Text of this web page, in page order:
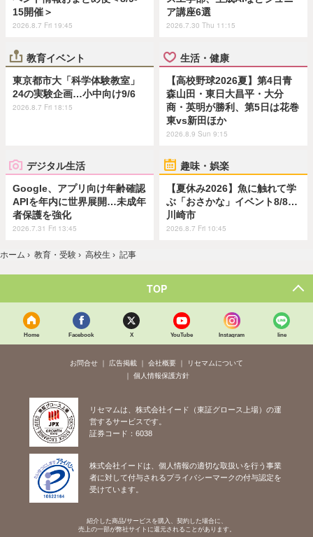
15開催＞
2026.8.7 Fri 19:45
ア講座6選
2026.7.30 Thu 11:15
教育イベント
東京都市大「科学体験教室」
24の実験企画…小中向け9/6
2026.8.7 Fri 18:15
生活・健康
【高校野球2026夏】第4日青
森山田・東日大昌平・大分
商・英明が勝利、第5日は花巻
東vs新田ほか
2026.8.9 Sun 9:15
デジタル生活
Google、アプリ向け年齢確認
APIを年内に世界展開…未成年
者保護を強化
2026.7.31 Fri 13:45
趣味・娯楽
【夏休み2026】魚に触れて学
ぶ「おさかな」イベント8/8…
川崎市
2026.8.7 Fri 10:45
ホーム › 教育・受験 › 高校生 › 記事
TOP
Home Facebook X YouTube Instagram line
お問合せ 広告掲載 会社概要
リセマムについて
個人情報保護方針
リセマムは、株式会社イード（東証グロース上場）の運
営するサービスです。
証券コード：6038
株式会社イードは、個人情報の適切な取扱いを行う事業
者に対して付与されるプライバシーマークの付与認定を
受けています。
紹介した商品/サービスを購入、契約した場合に、
売上の一部が弊社サイトに還元されることがあります。